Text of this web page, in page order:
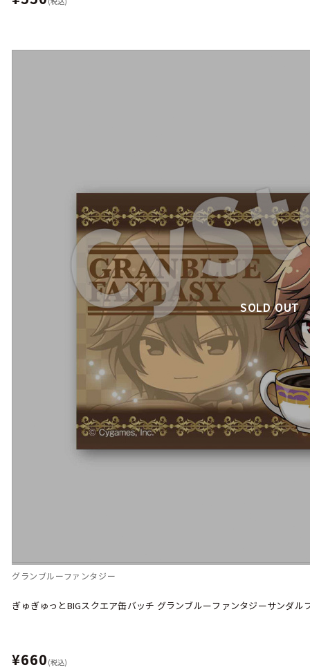
SOLD OUT
グランブルーファンタジー
ぎゅぎゅっとBIGスクエア缶バッチ グランブルーファンタジーサンダル
¥660 (税込)